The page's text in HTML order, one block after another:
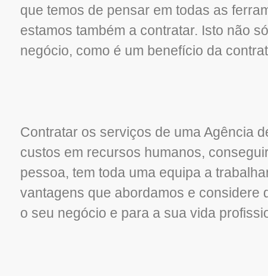
que temos de pensar em todas as
estamos também a contratar. Isto não
negócio, como é um benefício da
Contratar os serviços de uma Agência
custos em recursos humanos,
pessoa, tem toda uma equipa a
vantagens que abordamos e considere
o seu negócio e para a sua vida